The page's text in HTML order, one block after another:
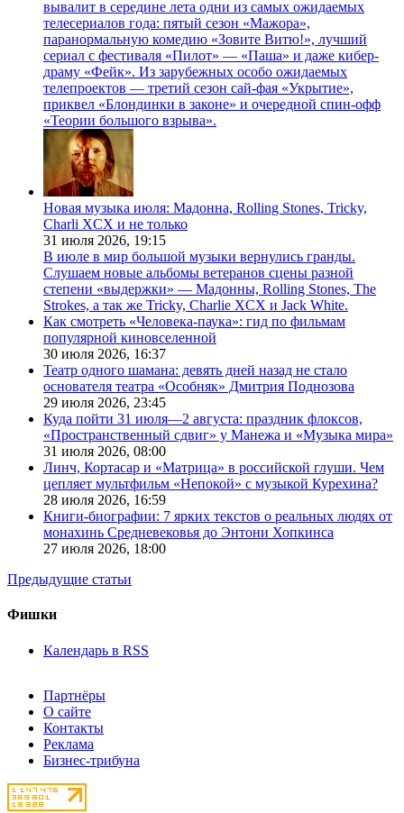
вывалит в середине лета одни из самых ожидаемых
телесериалов года: пятый сезон «Мажора»,
паранормальную комедию «Зовите Витю!», лучший
сериал с фестиваля «Пилот» — «Паша» и даже кибер-
драму «Фейк». Из зарубежных особо ожидаемых
телепроектов — третий сезон сай-фая «Укрытие»,
приквел «Блондинки в законе» и очередной спин-офф
«Теории большого взрыва».
Новая музыка июля: Мадонна, Rolling Stones, Tricky,
Charli XCX и не только
31 июля 2026, 19:15
В июле в мир большой музыки вернулись гранды.
Слушаем новые альбомы ветеранов сцены разной
степени «выдержки» — Мадонны, Rolling Stones, The
Strokes, а так же Tricky, Charlie XCX и Jack White.
Как смотреть «Человека-паука»: гид по фильмам
популярной киновселенной
30 июля 2026, 16:37
Театр одного шамана: девять дней назад не стало
основателя театра «Особняк» Дмитрия Поднозова
29 июля 2026, 23:45
Куда пойти 31 июля—2 августа: праздник флоксов,
«Пространственный сдвиг» у Манежа и «Музыка мира»
31 июля 2026, 08:00
Линч, Кортасар и «Матрица» в российской глуши. Чем
цепляет мультфильм «Непокой» с музыкой Курехина?
28 июля 2026, 16:59
Книги-биографии: 7 ярких текстов о реальных людях от
монахинь Средневековья до Энтони Хопкинса
27 июля 2026, 18:00
Предыдущие статьи
Фишки
Календарь в RSS
Партнёры
О сайте
Контакты
Реклама
Бизнес-трибуна